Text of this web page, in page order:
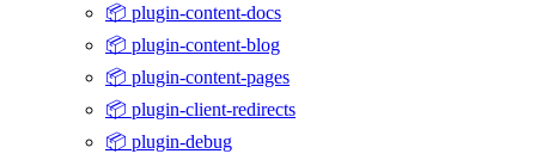
📦 plugin-content-docs
📦 plugin-content-blog
📦 plugin-content-pages
📦 plugin-client-redirects
📦 plugin-debug